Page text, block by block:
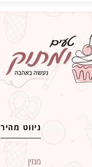
ניווט מהיר
מגזין